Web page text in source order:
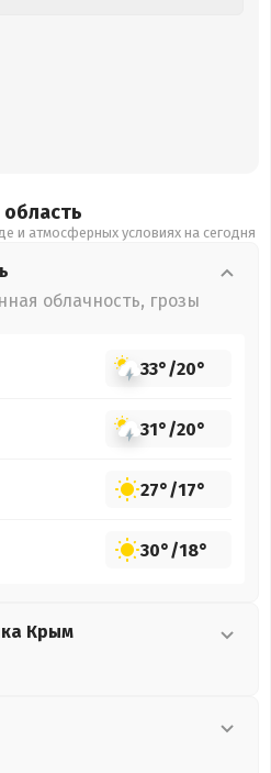
область
и атмосферных условиях на сегодня
облачность, грозы
33°/20°
31°/20°
27°/17°
30°/18°
Крым